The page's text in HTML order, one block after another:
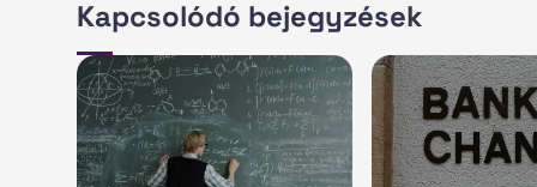
Kapcsolódó bejegyzések